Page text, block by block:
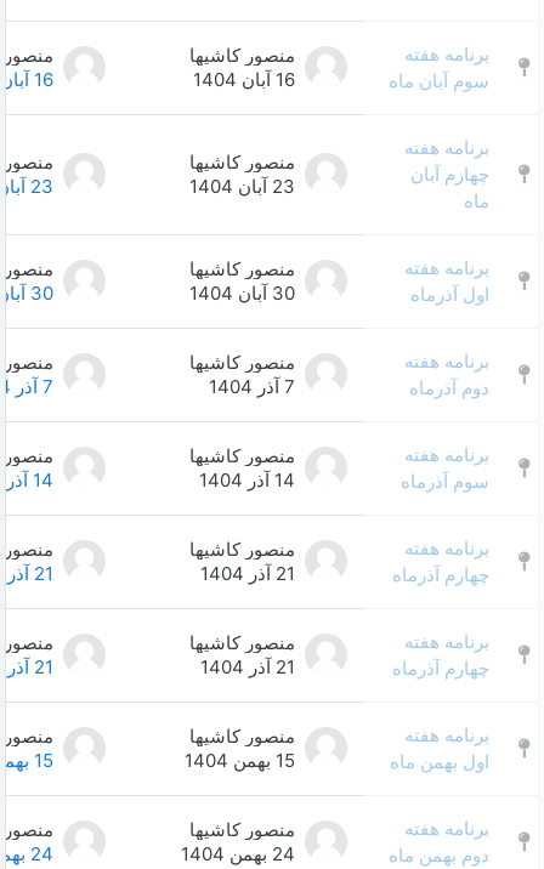
منصور کاشیها
16 آبان 1404
منصور کاشیها
16 آبان 1404
0
منصور کاشیها
23 آبان 1404
منصور کاشیها
23 آبان 1404
0
منصور کاشیها
30 آبان 1404
منصور کاشیها
30 آبان 1404
0
منصور کاشیها
منصور کاشیها
7 آذر 1404
0
منصور کاشیها
14 آذر 1404
منصور کاشیها
14 آذر 1404
0
منصور کاشیها
21 آذر 1404
منصور کاشیها
21 آذر 1404
0
منصور کاشیها
21 آذر 1404
منصور کاشیها
21 آذر 1404
0
منصور کاشیها
15 بهمن 1404
منصور کاشیها
15 بهمن 1404
0
منصور کاشیها
24 بهمن 1404
منصور کاشیها
24 بهمن 1404
0